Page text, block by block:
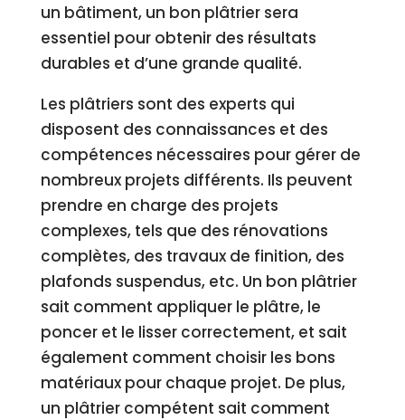
un bâtiment, un bon plâtrier sera
essentiel pour obtenir des résultats
durables et d’une grande qualité.
Les plâtriers sont des experts qui
disposent des connaissances et des
compétences nécessaires pour gérer de
nombreux projets différents. Ils peuvent
prendre en charge des projets
complexes, tels que des rénovations
complètes, des travaux de finition, des
plafonds suspendus, etc. Un bon plâtrier
sait comment appliquer le plâtre, le
poncer et le lisser correctement, et sait
également comment choisir les bons
matériaux pour chaque projet. De plus,
un plâtrier compétent sait comment